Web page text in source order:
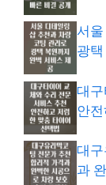
서
광
대구
안
대
과